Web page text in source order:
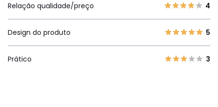
Relação qualidade/preço
4
Design do produto 5
Prático 3